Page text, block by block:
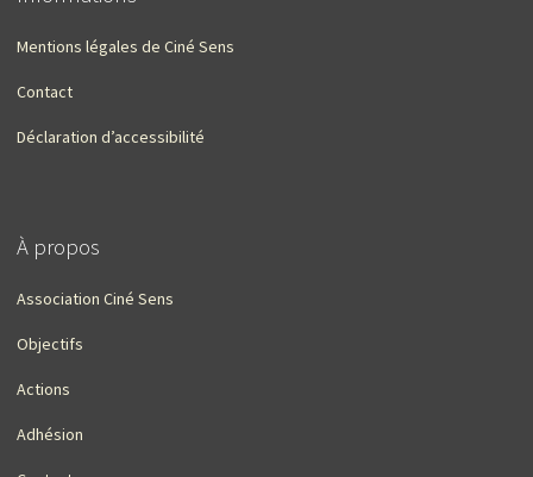
Mentions légales de Ciné Sens
Contact
Déclaration d’accessibilité
À propos
Association Ciné Sens
Objectifs
Actions
Adhésion